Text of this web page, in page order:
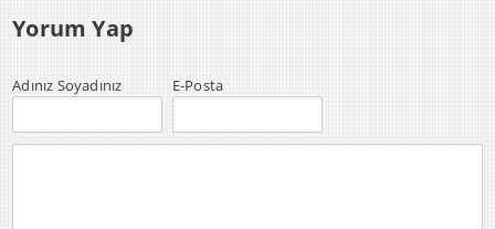
Yorum Yap
Adınız Soyadınız E-Posta